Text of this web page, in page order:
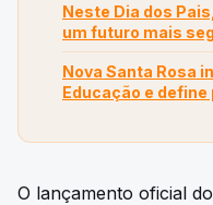
Neste Dia dos
um futuro mais
Nova Santa Rosa
Educação e
O lançamento oficial